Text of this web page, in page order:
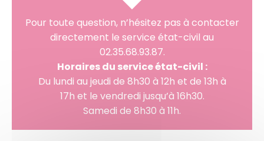
Pour toute question, n’hésitez pas à contacter
directement le service état-civil au
02.35.68.93.87.
Horaires du service état-civil :
Du lundi au jeudi de 8h30 à 12h et de 13h à
17h et le vendredi jusqu’à 16h30.
Samedi de 8h30 à 11h.